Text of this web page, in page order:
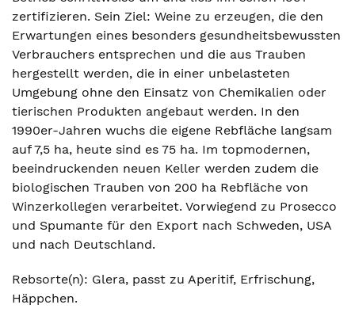
zertifizieren. Sein Ziel: Weine zu erzeugen, die den
Erwartungen eines besonders gesundheitsbewussten
Verbrauchers entsprechen und die aus Trauben
hergestellt werden, die in einer unbelasteten
Umgebung ohne den Einsatz von Chemikalien oder
tierischen Produkten angebaut werden. In den
1990er-Jahren wuchs die eigene Rebfläche langsam
auf 7,5 ha, heute sind es 75 ha. Im topmodernen,
beeindruckenden neuen Keller werden zudem die
biologischen Trauben von 200 ha Rebfläche von
Winzerkollegen verarbeitet. Vorwiegend zu Prosecco
und Spumante für den Export nach Schweden, USA
und nach Deutschland.
Rebsorte(n): Glera, passt zu Aperitif, Erfrischung,
Häppchen.